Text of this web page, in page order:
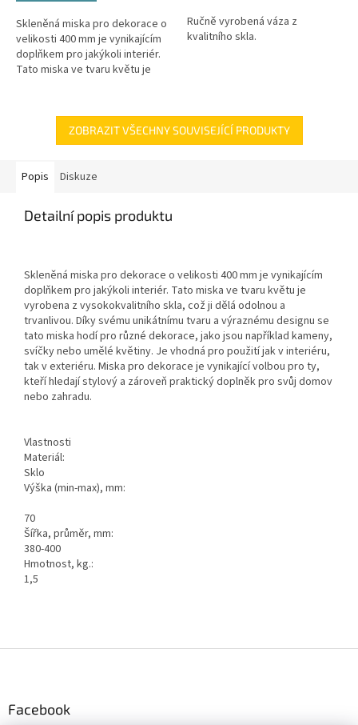
Skleněná miska pro dekorace o
velikosti 400 mm je vynikajícím
doplňkem pro jakýkoli interiér.
Tato miska ve tvaru květu je
Ručně vyrobená váza z
kvalitního skla.
ZOBRAZIT VŠECHNY SOUVISEJÍCÍ PRODUKTY
Popis Diskuze
Detailní popis produktu
Skleněná miska pro dekorace o velikosti 400 mm je vynikajícím
doplňkem pro jakýkoli interiér. Tato miska ve tvaru květu je
vyrobena z vysokokvalitního skla, což ji dělá odolnou a
trvanlivou. Díky svému unikátnímu tvaru a výraznému designu se
tato miska hodí pro různé dekorace, jako jsou například kameny,
svíčky nebo umělé květiny. Je vhodná pro použití jak v interiéru,
tak v exteriéru. Miska pro dekorace je vynikající volbou pro ty,
kteří hledají stylový a zároveň praktický doplněk pro svůj domov
nebo zahradu.
Vlastnosti
Materiál:
Sklo
Výška (min-max), mm:
70
Šířka, průměr, mm:
380-400
Hmotnost, kg.:
1,5
Facebook